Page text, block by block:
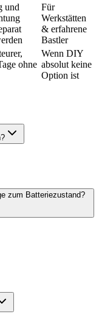
und
Für
Werkstätten
& erfahrene
Bastler
ohne
Wenn DIY
absolut keine
Option ist
zum Batteriezustand?